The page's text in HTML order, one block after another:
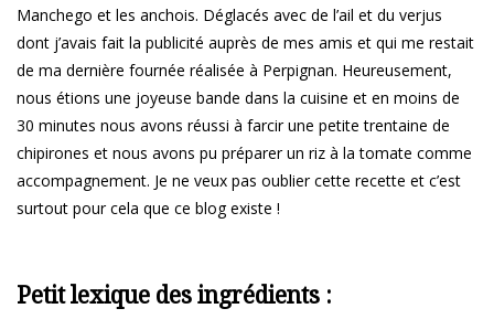
Manchego et les anchois. Déglacés avec de l’ail et du verjus
dont j’avais fait la publicité auprès de mes amis et qui me restait
de ma dernière fournée réalisée à Perpignan. Heureusement,
nous étions une joyeuse bande dans la cuisine et en moins de
30 minutes nous avons réussi à farcir une petite trentaine de
chipirones et nous avons pu préparer un riz à la tomate comme
accompagnement. Je ne veux pas oublier cette recette et c’est
surtout pour cela que ce blog existe !
Petit lexique des ingrédients :